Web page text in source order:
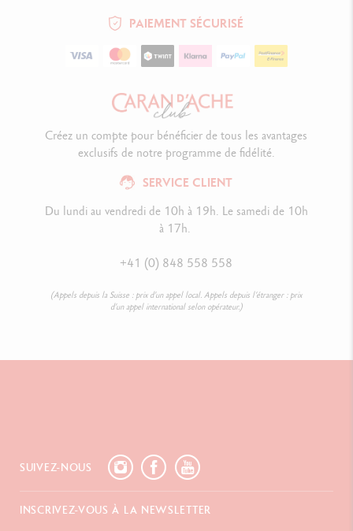
PAIEMENT SÉCURISÉ
SERVICE CLIENT
Du lundi au vendredi de 10h à 19h. Le samedi de 10h
à 17h.
+41 (0) 848 558 558
(Appels depuis la Suisse : prix d’un appel local. Appels depuis l’étranger : prix
d’un appel international selon opérateur.)
Créez un compte pour bénéficier de tous les avantages
exclusifs de notre programme de fidélité.
SUIVEZ-NOUS
INSCRIVEZ-VOUS À LA NEWSLETTER